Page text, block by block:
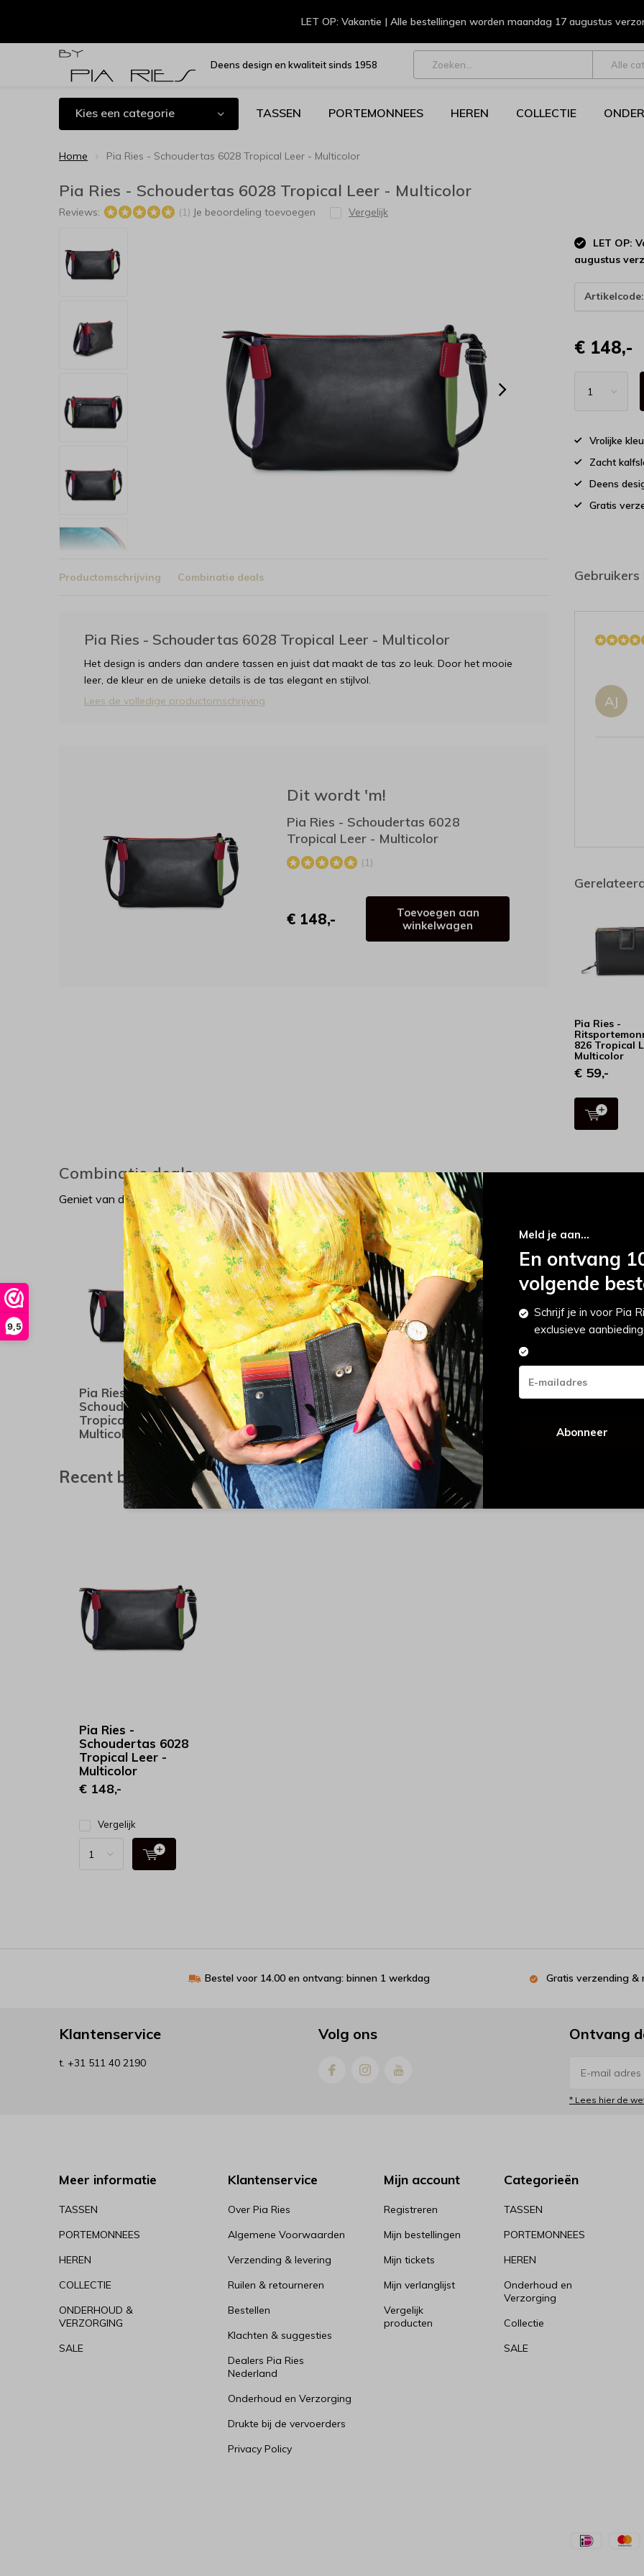
9,5
Deens design en kwaliteit sinds 1958 Alle
LET OP: Vakantie | Alle bestellingen worden maandag 17 augustus
Kies een categorie TASSEN PORTEMONNEES HEREN COLLECTIE
Home Pia Ries - Schoudertas 6028 Tropical Leer - Multicolor
Pia Ries - Schoudertas 6028 Tropical Leer - Multicolor
Reviews: (1) Je beoordeling toevoegen Vergelijk
LET OP:
augustus
Artikelcode:
€ 148,-
Vrolijke
Zacht
Deens
Gratis
Productomschrijving Combinatie deals
Pia Ries - Schoudertas 6028 Tropical Leer - Multicolor
Het design is anders dan andere tassen en juist dat maakt de tas zo leuk. Door het mooie
leer, de kleur en de unieke details is de tas elegant en stijlvol.
Lees de volledige productomschrijving
Dit wordt 'm!
Pia Ries - Schoudertas 6028
Tropical Leer - Multicolor
(1)
€ 148,-
Toevoegen aan
winkelwagen
AJ
Pia Ries -
826 Tropical
Multicolor
€ 59,-
Combinatie deals
Geniet van deze geweldige kortingsdeals
Pia Ries -
Schoudertas 6028
Tropical Leer -
Multicolor
Pia Ries leervet -
100 ml
Recent bekeken
Pia Ries -
Schoudertas 6028
Tropical Leer -
Multicolor
€ 148,-
Vergelijk
Meld je aan...
En ontvang
volgende
Schrijf je in voor Pia
exclusieve
Abonneer
Bestel voor 14.00 en ontvang: binnen 1 werkdag Gratis verzending &
Klantenservice
t. +31 511 40 2190
Volg ons Ontvang
* Lees hier de
Meer informatie
TASSEN
PORTEMONNEES
HEREN
COLLECTIE
ONDERHOUD &
VERZORGING
SALE
Klantenservice
Over Pia Ries
Algemene Voorwaarden
Verzending & levering
Ruilen & retourneren
Bestellen
Klachten & suggesties
Dealers Pia Ries
Nederland
Onderhoud en Verzorging
Drukte bij de vervoerders
Privacy Policy
Mijn account
Registreren
Mijn bestellingen
Mijn tickets
Mijn verlanglijst
Vergelijk
producten
Categorieën
TASSEN
PORTEMONNEES
HEREN
Onderhoud en
Verzorging
Collectie
SALE